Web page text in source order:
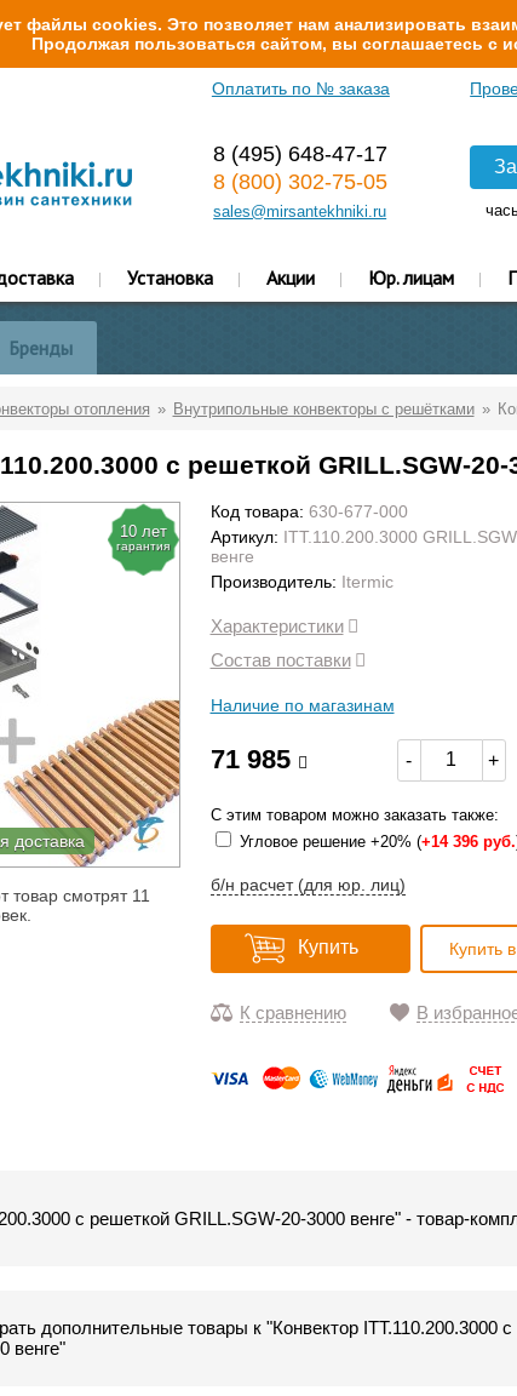
файлы cookies. Это позволяет нам анализировать
Продолжая пользоваться сайтом, вы соглашаетесь с
Оплатить по № заказа
8 (495) 648-47-17
8 (800) 302-75-05
sales@mirsantekhniki.ru
Установка Акции Юр. лицам
Бренды
отопления Внутрипольные конвекторы с решётками
с решеткой GRILL.SGW-20-
10 лет
гарантия
доставка
товар смотрят 11
Код товара: 630-677-000
Артикул: ITT.110.200.3000
венге
Производитель: Itermic
Характеристики
Состав поставки
Наличие по магазинам
71 985 - +
С этим товаром можно заказать также:
Угловое решение +20% (+14 396 руб.
б/н расчет (для юр. лиц)
Купить Купить
К сравнению В
с решеткой GRILL.SGW-20-3000 венге" - товар-
дополнительные товары к "Конвектор ITT.110.200.3000
венге"